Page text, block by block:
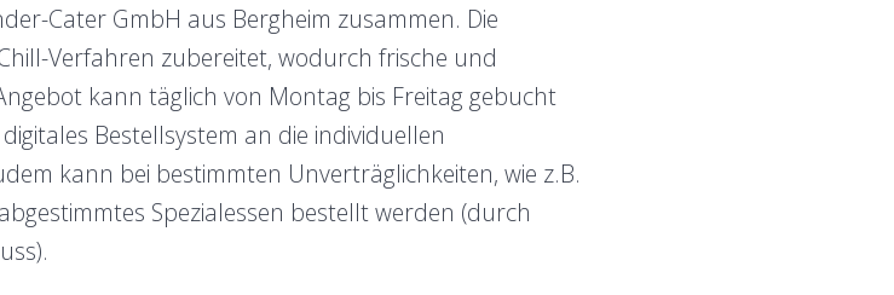
Cater GmbH aus Bergheim zusammen. Die
Verfahren zubereitet, wodurch frische und
kann täglich von Montag bis Freitag gebucht
Bestellsystem an die individuellen
kann bei bestimmten Unverträglichkeiten, wie z.B.
Spezialessen bestellt werden (durch